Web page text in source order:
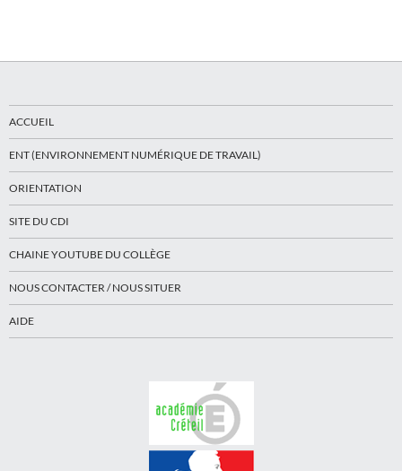
ACCUEIL
ENT (ENVIRONNEMENT NUMÉRIQUE DE TRAVAIL)
ORIENTATION
SITE DU CDI
CHAINE YOUTUBE DU COLLÈGE
NOUS CONTACTER / NOUS SITUER
AIDE